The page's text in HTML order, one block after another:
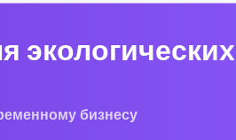
экологических
бизнесу